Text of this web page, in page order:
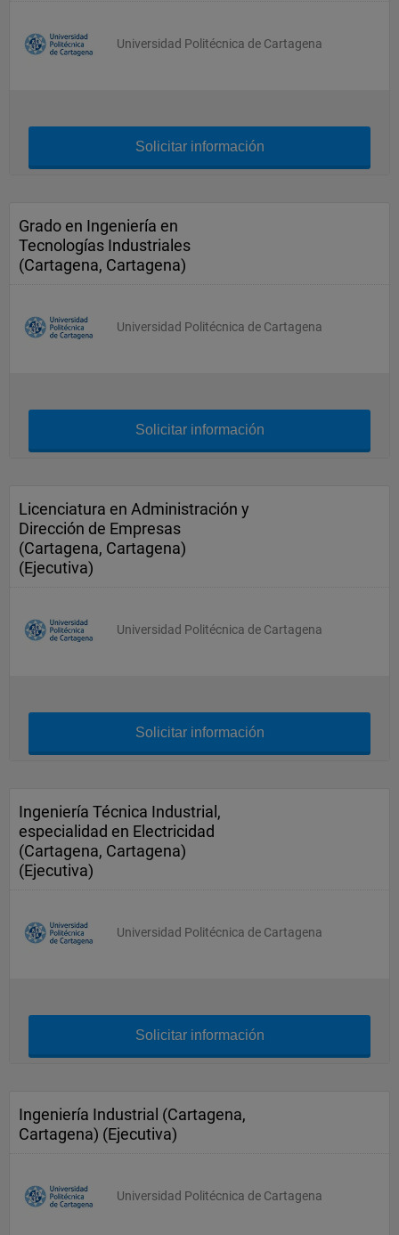
Universidad Politécnica de Cartagena
Solicitar información
Grado en Ingeniería en
Tecnologías Industriales
(Cartagena, Cartagena)
Universidad Politécnica de Cartagena
Solicitar información
Licenciatura en Administración y
Dirección de Empresas
(Cartagena, Cartagena)
(Ejecutiva)
Universidad Politécnica de Cartagena
Solicitar información
Ingeniería Técnica Industrial,
especialidad en Electricidad
(Cartagena, Cartagena)
(Ejecutiva)
Universidad Politécnica de Cartagena
Solicitar información
Ingeniería Industrial (Cartagena,
Cartagena) (Ejecutiva)
Universidad Politécnica de Cartagena